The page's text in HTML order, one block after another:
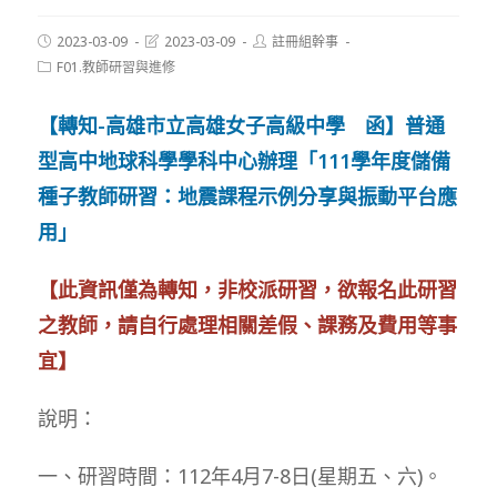
Post
published:
2023-03-09
Post
last
modified:
2023-03-09
Post註冊組幹事
PostF01.教師研習與進修
【轉知-高雄市立高雄女子高級中學 函】普通
型高中地球科學學科中心辦理「111學年度儲備
種子教師研習：地震課程示例分享與振動平台應
用」
【此資訊僅為轉知，非校派研習，欲報名此研習
之教師，請自行處理相關差假、課務及費用等事
宜】
說明：
一、研習時間：112年4月7-8日(星期五、六)。